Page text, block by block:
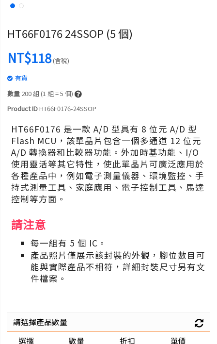
HT66F0176 24SSOP (5 個)
NT$118(含稅)
有貨
數量 200 組 (1 組 = 5 個)
Product IDHT66F0176-24SSOP
HT66F0176 是一款 A/D 型具有 8 位元 A/D 型
Flash MCU，該單晶片包含一個多通道 12 位元
A/D 轉換器和比較器功能。外加時基功能、I/O
使用靈活等其它特性，使此單晶片可廣泛應用於
各種產品中，例如電子測量儀器、環境監控、手
持式測量工具、家庭應用、電子控制工具、馬達
控制等方面。
請注意
每一組有 5 個 IC。
產品照片僅展示該封裝的外觀，腳位數目可
能與實際產品不相符，詳細封裝尺寸另有文
件檔案。
請選擇產品數量
選擇
數量 折扣
單價